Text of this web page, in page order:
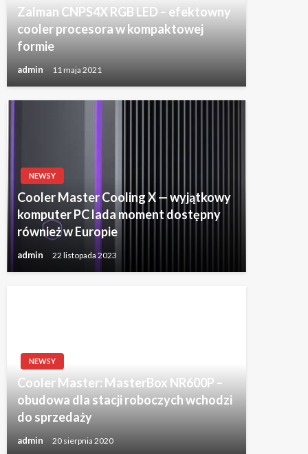
Zalman CNPS4X RGB LED – efektowny
cooler procesora w kompaktowej
formie
admin 11 maja 2021
NEWSY
Cooler Master Cooling X — wyjątkowy
komputer PC lada moment dostępny
również w Europie
admin 22 listopada 2023
NEWSY
Cooler Master: MasterBox NR600P –
obudowa dla stacji roboczych wchodzi
do sprzedaży
admin 20 sierpnia 2020